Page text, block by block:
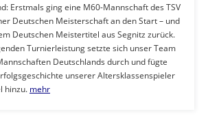
Erstmals ging eine M60-Mannschaft des TSV
Deutschen Meisterschaft an den Start – und
Deutschen Meistertitel aus Segnitz zurück.
Turnierleistung setzte sich unser Team
Deutschlands durch und fügte
unserer Altersklassenspieler
hinzu. mehr